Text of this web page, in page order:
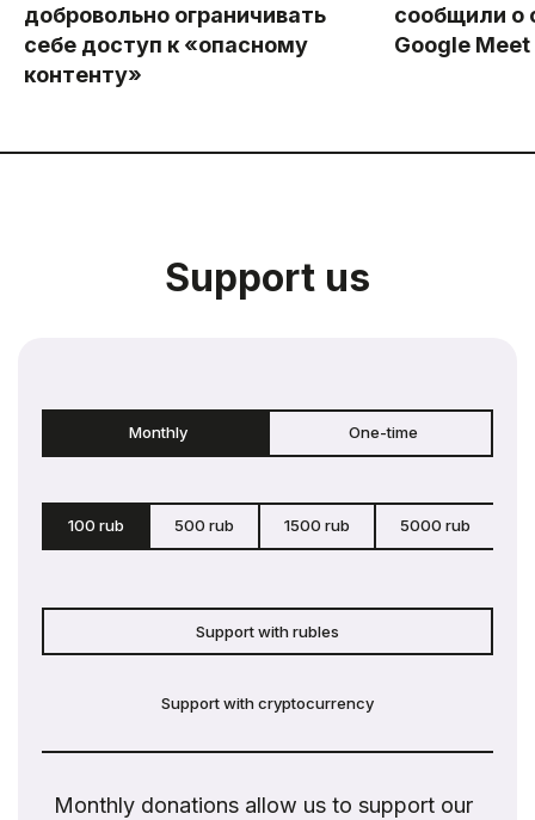
добровольно ограничивать
себе доступ к «опасному
контенту»
сообщили о
Google Meet
Support us
Monthly One-time
100 rub 500 rub 1500 rub 5000 rub
Support with rubles
Support with cryptocurrency
Monthly donations allow us to support our